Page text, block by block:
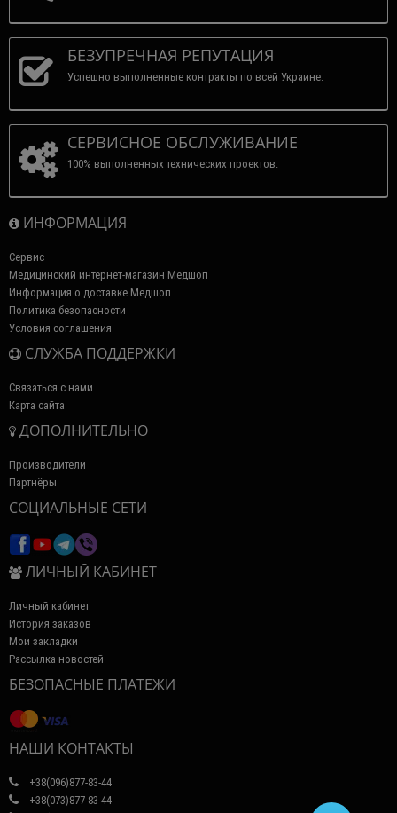
БЕЗУПРЕЧНАЯ РЕПУТАЦИЯ
Успешно выполненные контракты по всей Украине.
СЕРВИСНОЕ ОБСЛУЖИВАНИЕ
100% выполненных технических проектов.
ИНФОРМАЦИЯ
Сервис
Медицинский интернет-магазин Медшоп
Информация о доставке Медшоп
Политика безопасности
Условия соглашения
СЛУЖБА ПОДДЕРЖКИ
Связаться с нами
Карта сайта
ДОПОЛНИТЕЛЬНО
Производители
Партнёры
СОЦИАЛЬНЫЕ СЕТИ
ЛИЧНЫЙ КАБИНЕТ
Личный кабинет
История заказов
Мои закладки
Рассылка новостей
БЕЗОПАСНЫЕ ПЛАТЕЖИ
НАШИ КОНТАКТЫ
+38(096)877-83-44
+38(073)877-83-44